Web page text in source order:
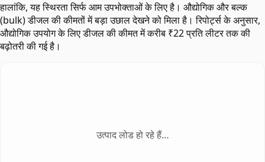
हालांकि, यह स्थिरता सिर्फ आम उपभोक्ताओं के लिए है। औद्योगिक और बल्क
(bulk) डीजल की कीमतों में बड़ा उछाल देखने को मिला है। रिपोर्ट्स के अनुसार,
औद्योगिक उपयोग के लिए डीजल की कीमत में करीब ₹22 प्रति लीटर तक की
बढ़ोतरी की गई है।
उत्पाद लोड हो रहे हैं…